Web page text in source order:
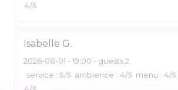
4/5
Isabelle G
2026-08-01 - 19:00 - guests 2
service : 5/5 ambience : 4/5 menu : 4/5